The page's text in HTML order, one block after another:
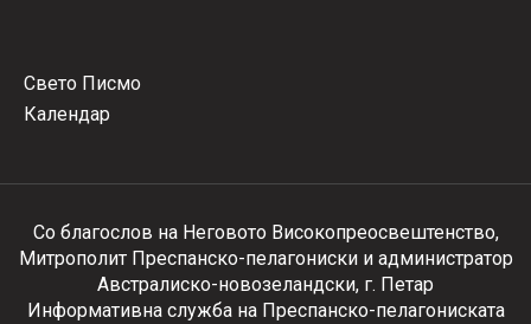
Свето Писмо
Календар
Со благослов на Неговото Високопреосвештенство,
Митрополит Преспанско-пелагониски и администратор
Австралиско-новозеландски, г. Петар
Информативна служба на Преспанско-пелагониската